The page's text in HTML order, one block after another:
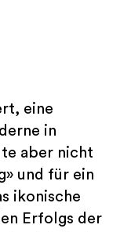
eine
in
aber nicht
und für ein
ikonische
Erfolgs der